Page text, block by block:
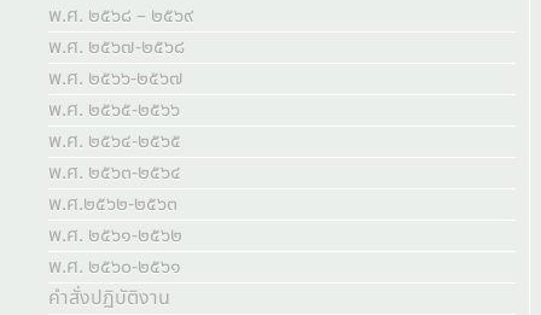
พ.ศ. ๒๕๖๘ – ๒๕๖๙
พ.ศ. ๒๕๖๗-๒๕๖๘
พ.ศ. ๒๕๖๖-๒๕๖๗
พ.ศ. ๒๕๖๕-๒๕๖๖
พ.ศ. ๒๕๖๔-๒๕๖๕
พ.ศ. ๒๕๖๓-๒๕๖๔
พ.ศ.๒๕๖๒-๒๕๖๓
พ.ศ. ๒๕๖๑-๒๕๖๒
พ.ศ. ๒๕๖๐-๒๕๖๑
คำสั่งปฏิบัติงาน